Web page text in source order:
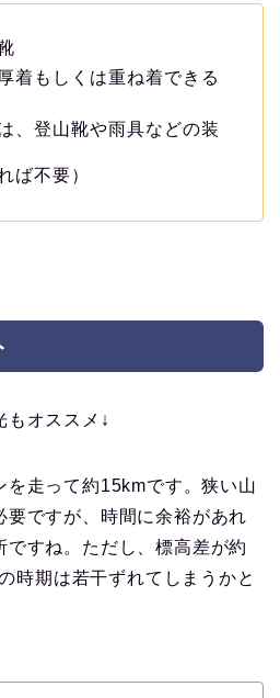
着もしくは重ね着できる
、登山靴や雨具などの装
ば不要）
もオススメ↓
を走って約15kmです。狭い山
要ですが、時間に余裕があれ
ですね。ただし、標高差が約
時期は若干ずれてしまうかと